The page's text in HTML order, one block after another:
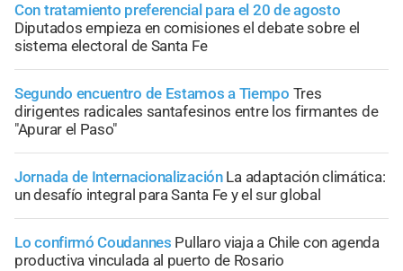
Con tratamiento preferencial para el 20 de agosto
Diputados empieza en comisiones el debate sobre el
sistema electoral de Santa Fe
Segundo encuentro de Estamos a Tiempo Tres
dirigentes radicales santafesinos entre los firmantes de
"Apurar el Paso"
Jornada de Internacionalización La adaptación climática:
un desafío integral para Santa Fe y el sur global
Lo confirmó Coudannes Pullaro viaja a Chile con agenda
productiva vinculada al puerto de Rosario